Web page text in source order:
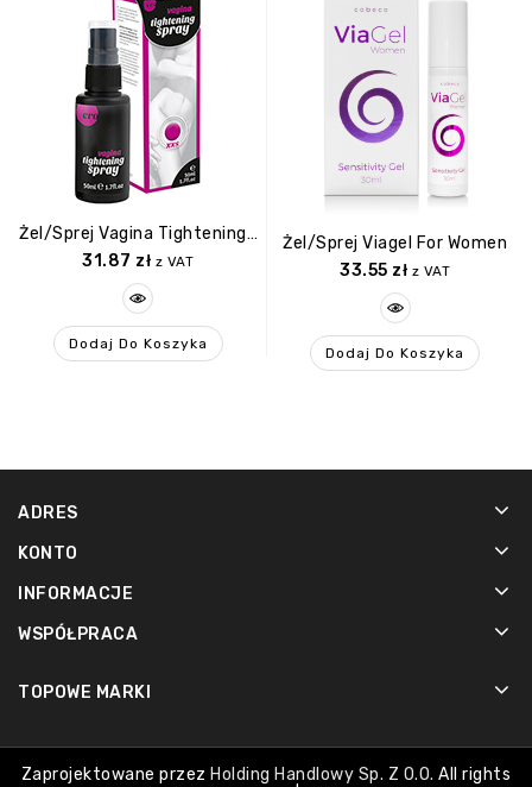
Żel/sprej Vagina Tightening XXS Spray 50ml
31.87 zł z VAT
Dodaj Do Koszyka
Żel/sprej Viagel For Women
33.55 zł z VAT
Dodaj Do Koszyka
ADRES
KONTO
INFORMACJE
WSPÓŁPRACA
TOPOWE MARKI
Zaprojektowane przez Holding Handlowy Sp. Z O.o.All rights